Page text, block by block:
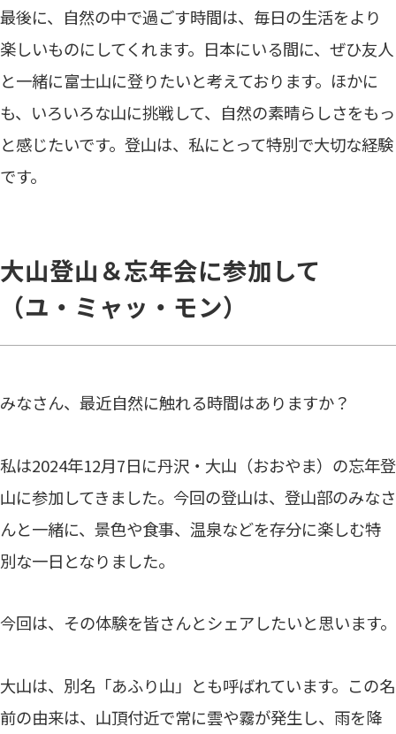
最後に、自然の中で過ごす時間は、毎日の生活をより
楽しいものにしてくれます。日本にいる間に、ぜひ友人
と一緒に富士山に登りたいと考えております。ほかに
も、いろいろな山に挑戦して、自然の素晴らしさをもっ
と感じたいです。登山は、私にとって特別で大切な経験
です。
大山登山＆忘年会に参加して
（ユ・ミャッ・モン）
みなさん、最近自然に触れる時間はありますか？
私は2024年12月7日に丹沢・大山（おおやま）の忘年登
山に参加してきました。今回の登山は、登山部のみなさ
んと一緒に、景色や食事、温泉などを存分に楽しむ特
別な一日となりました。
今回は、その体験を皆さんとシェアしたいと思います。
大山は、別名「あふり山」とも呼ばれています。この名
前の由来は、山頂付近で常に雲や霧が発生し、雨を降